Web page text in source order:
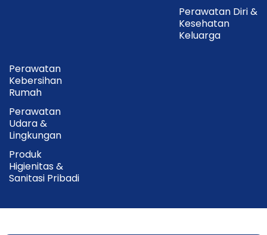
Perawatan Diri &
Kesehatan
Keluarga
Perawatan
Kebersihan
Rumah
Perawatan
Udara &
Lingkungan
Produk
Higienitas &
Sanitasi Pribadi